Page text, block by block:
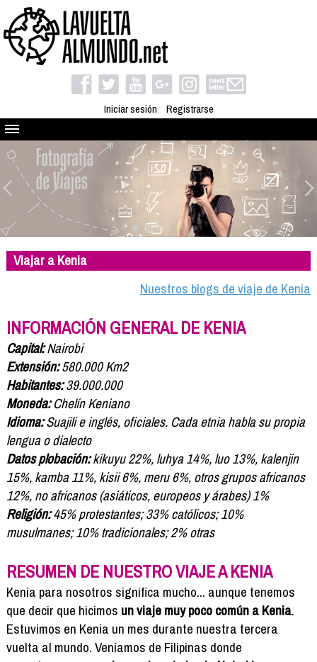
Iniciar sesión Registrarse
Quienes somos
El proyecto
Blog
Viaja con nosotros
Camino solidario
Libros
Formación
Info viajeros
Contactar
Viajar a Kenia
Nuestros blogs de viaje de Kenia
INFORMACIÓN GENERAL DE KENIA
Capital:Nairobi
Extensión:580.000 Km2
Habitantes:39.000.000
Moneda:Chelín Keniano
Idioma:Suajili e inglés, oficiales. Cada etnia habla su propia
lengua o dialecto
Datos plobación:kikuyu 22%, luhya 14%, luo 13%, kalenjin
15%, kamba 11%, kisii 6%, meru 6%, otros grupos africanos
12%, no africanos (asiáticos, europeos y árabes) 1%
Religión:45% protestantes; 33% católicos; 10%
musulmanes; 10% tradicionales; 2% otras
RESUMEN DE NUESTRO VIAJE A KENIA
Kenia para nosotros significa mucho... aunque tenemos
que decir que hicimos un viaje muy poco común a Kenia.
Estuvimos en Kenia un mes durante nuestra tercera
vuelta al mundo. Veníamos de Filipinas donde